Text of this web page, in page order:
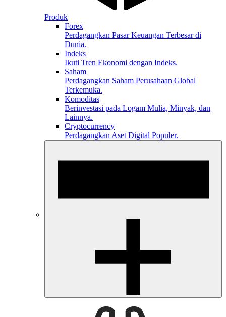
Produk
Forex
Perdagangkan Pasar Keuangan Terbesar di
Dunia.
Indeks
Ikuti Tren Ekonomi dengan Indeks.
Saham
Perdagangkan Saham Perusahaan Global
Terkemuka.
Komoditas
Berinvestasi pada Logam Mulia, Minyak, dan
Lainnya.
Cryptocurrency
Perdagangkan Aset Digital Populer.